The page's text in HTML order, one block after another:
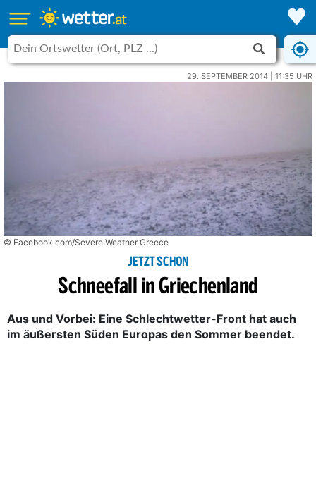
29. SEPTEMBER 2014 | 11:35 UHR
© Facebook.com/Severe Weather Greece
JETZT SCHON
Schneefall in Griechenland
Aus und Vorbei: Eine Schlechtwetter-Front hat auch
im äußersten Süden Europas den Sommer beendet.